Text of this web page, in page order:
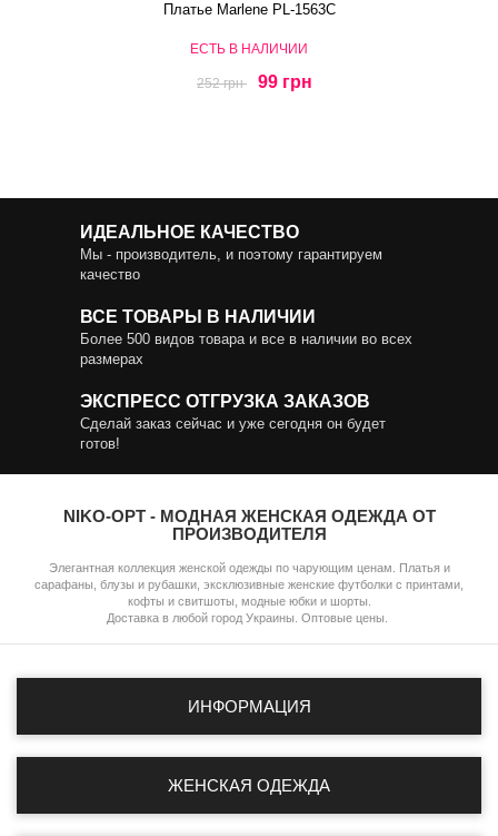
Платье Marlene PL-1563C
ЕСТЬ В НАЛИЧИИ
252 грн 99 грн
ИДЕАЛЬНОЕ КАЧЕСТВО
Мы - производитель, и поэтому гарантируем
качество
ВСЕ ТОВАРЫ В НАЛИЧИИ
Более 500 видов товара и все в наличии во всех
размерах
ЭКСПРЕСС ОТГРУЗКА ЗАКАЗОВ
Сделай заказ сейчас и уже сегодня он будет
готов!
NIKO-OPT - МОДНАЯ ЖЕНСКАЯ ОДЕЖДА ОТ
ПРОИЗВОДИТЕЛЯ
Элегантная коллекция женской одежды по чарующим ценам. Платья и
сарафаны, блузы и рубашки, эксклюзивные женские футболки с принтами,
кофты и свитшоты, модные юбки и шорты.
Доставка в любой город Украины. Оптовые цены.
ИНФОРМАЦИЯ
ЖЕНСКАЯ ОДЕЖДА